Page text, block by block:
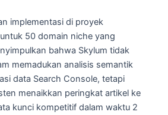
implementasi di proyek
50 domain niche yang
bahwa Skylum tidak
memadukan analisis semantik
data Search Console, tetapi
menaikkan peringkat artikel ke
kunci kompetitif dalam waktu 2